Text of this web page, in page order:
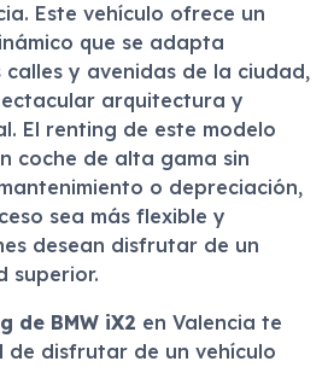
Este vehículo ofrece un
que se adapta
y avenidas de la ciudad,
arquitectura y
El renting de este modelo
coche de alta gama sin
o depreciación,
sea más flexible y
desean disfrutar de un
superior.
de BMW iX2 en Valencia te
disfrutar de un vehículo